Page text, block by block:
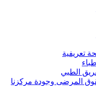
تعريفية
الطبي
المرضى وجودة مركزنا